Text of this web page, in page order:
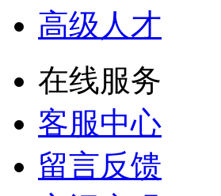
高级人才
在线服务
客服中心
留言反馈